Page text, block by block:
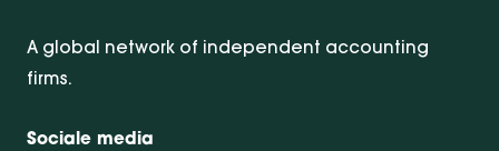
A global network of independent accounting
firms.
Sociale media